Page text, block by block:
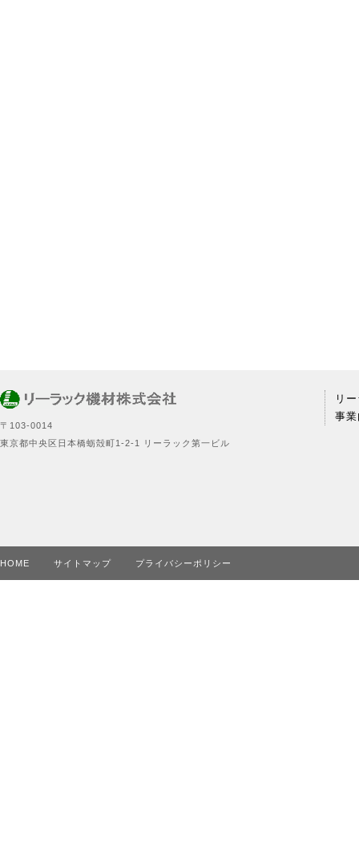
〒103‐0014
東京都中央区日本橋蛎殻町1‐2‐1 リーラック第一ビル
リ
事
HOME サイトマップ プライバシーポリシー